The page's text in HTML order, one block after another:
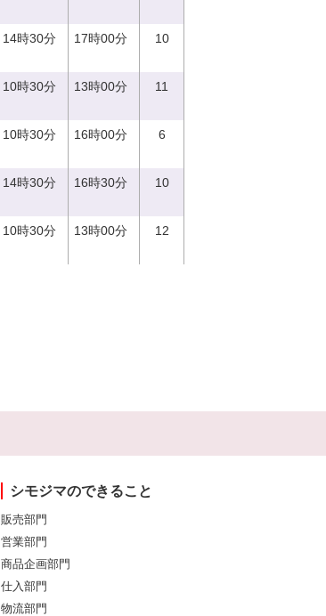
14時30分 17時00分 10
10時30分 13時00分 11
10時30分 16時00分 6
14時30分 16時30分 10
10時30分 13時00分 12
シモジマのできること
販売部門
営業部門
商品企画部門
仕入部門
物流部門